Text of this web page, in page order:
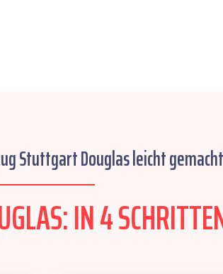
Stuttgart Douglas leicht
IN 4